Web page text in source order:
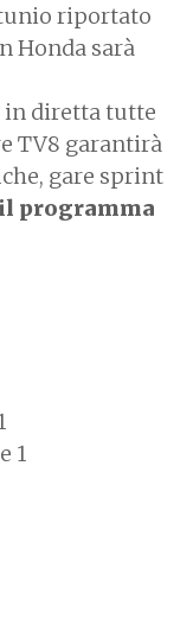
riportato
Honda sarà
in diretta tutte
TV8 garantirà
gare sprint
programma
1